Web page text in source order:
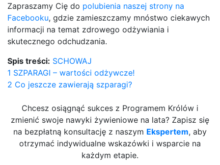
Zapraszamy Cię do polubienia naszej strony na
Facebooku, gdzie zamieszczamy mnóstwo ciekawych
informacji na temat zdrowego odżywiania i
skutecznego odchudzania.
Spis treści: SCHOWAJ
1 SZPARAGI – wartości odżywcze!
2 Co jeszcze zawierają szparagi?
Chcesz osiągnąć sukces z Programem Królów i
zmienić swoje nawyki żywieniowe na lata? Zapisz się
na bezpłatną konsultację z naszym Ekspertem, aby
otrzymać indywidualne wskazówki i wsparcie na
każdym etapie.